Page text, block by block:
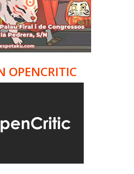
OPENCRITIC